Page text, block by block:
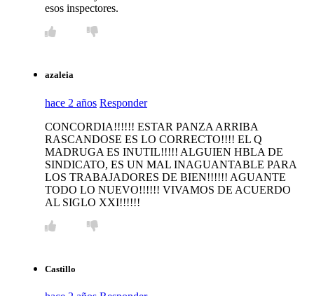
esos inspectores.
azaleia
hace 2 años Responder
CONCORDIA!!!!!! ESTAR PANZA ARRIBA
RASCANDOSE ES LO CORRECTO!!!! EL Q
MADRUGA ES INUTIL!!!!! ALGUIEN HBLA DE
SINDICATO, ES UN MAL INAGUANTABLE PARA
LOS TRABAJADORES DE BIEN!!!!!! AGUANTE
TODO LO NUEVO!!!!!! VIVAMOS DE ACUERDO
AL SIGLO XXI!!!!!!
Castillo